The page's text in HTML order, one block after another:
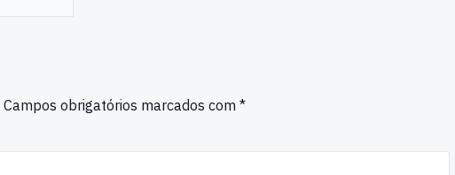
Campos obrigatórios marcados com *